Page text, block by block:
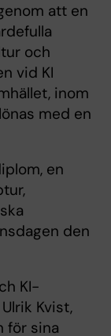
att en
och
vid KI
inom
med en
en
den
KI-
Kvist,
för sina